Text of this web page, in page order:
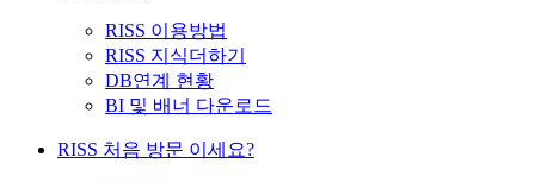
RISS 이용방법
RISS 지식더하기
DB연계 현황
BI 및 배너 다운로드
RISS 처음 방문 이세요?